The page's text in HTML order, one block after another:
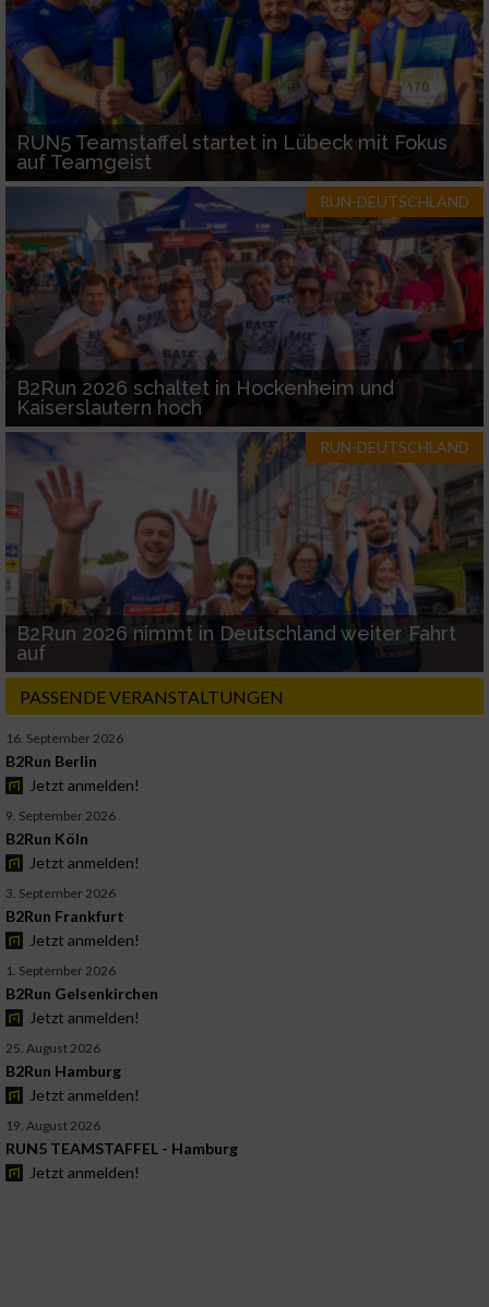
RUN5 Teamstaffel startet in Lübeck mit Fokus
auf Teamgeist
RUN-DEUTSCHLAND
B2Run 2026 schaltet in Hockenheim und
Kaiserslautern hoch
RUN-DEUTSCHLAND
B2Run 2026 nimmt in Deutschland weiter Fahrt
auf
PASSENDE VERANSTALTUNGEN
16. September 2026
B2Run Berlin
Jetzt anmelden!
9. September 2026
B2Run Köln
Jetzt anmelden!
3. September 2026
B2Run Frankfurt
Jetzt anmelden!
1. September 2026
B2Run Gelsenkirchen
Jetzt anmelden!
25. August 2026
B2Run Hamburg
Jetzt anmelden!
19. August 2026
RUN5 TEAMSTAFFEL - Hamburg
Jetzt anmelden!